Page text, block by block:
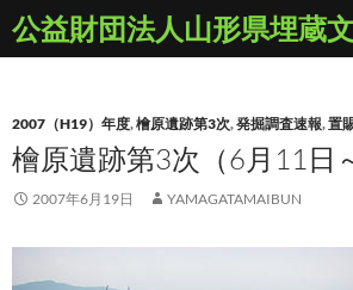
ン
ツ
へ
ッ
検
索
2007（H19）年度,檜原遺跡第3次,発掘調査速報,置
檜原遺跡第3次（6月11日
2007年6月19日 YAMAGATAMAIBUN